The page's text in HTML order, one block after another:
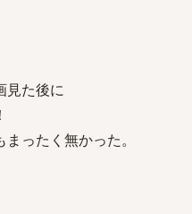
見た後に
ったく無かった。